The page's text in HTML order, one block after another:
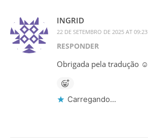
INGRID
22 DE SETEMBRO DE 2025 AT 09:23
RESPONDER
Obrigada pela tradução ☺️
Carregando...